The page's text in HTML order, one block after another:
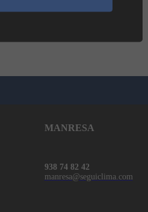
MANRESA
938 74 82 42
manresa@seguiclima.com